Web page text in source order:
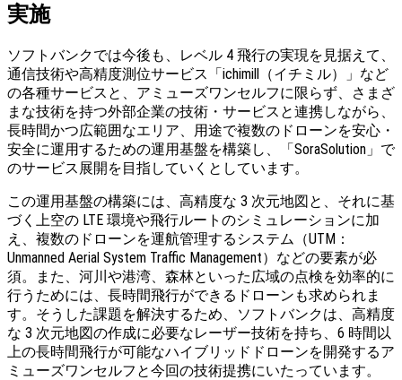
実施
ソフトバンクでは今後も、レベル 4 飛行の実現を見据えて、
通信技術や高精度測位サービス「ichimill（イチミル）」など
の各種サービスと、アミューズワンセルフに限らず、さまざ
まな技術を持つ外部企業の技術・サービスと連携しながら、
長時間かつ広範囲なエリア、用途で複数のドローンを安心・
安全に運用するための運用基盤を構築し、「SoraSolution」で
のサービス展開を目指していくとしています。
この運用基盤の構築には、高精度な 3 次元地図と、それに基
づく上空の LTE 環境や飛行ルートのシミュレーションに加
え、複数のドローンを運航管理するシステム（UTM：
Unmanned Aerial System Traffic Management）などの要素が必
須。また、河川や港湾、森林といった広域の点検を効率的に
行うためには、長時間飛行ができるドローンも求められま
す。そうした課題を解決するため、ソフトバンクは、高精度
な 3 次元地図の作成に必要なレーザー技術を持ち、6 時間以
上の長時間飛行が可能なハイブリッドドローンを開発するア
ミューズワンセルフと今回の技術提携にいたっています。